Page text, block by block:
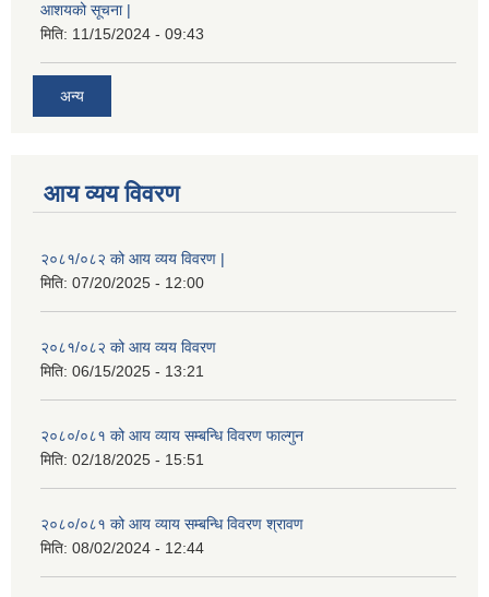
आशयको सूचना |
मिति: 11/15/2024 - 09:43
अन्य
आय व्यय विवरण
२०८१/०८२ को आय व्यय विवरण |
मिति: 07/20/2025 - 12:00
२०८१/०८२ को आय व्यय विवरण
मिति: 06/15/2025 - 13:21
२०८०/०८१ को आय व्याय सम्बन्धि विवरण फाल्गुन
मिति: 02/18/2025 - 15:51
२०८०/०८१ को आय व्याय सम्बन्धि विवरण श्रावण
मिति: 08/02/2024 - 12:44